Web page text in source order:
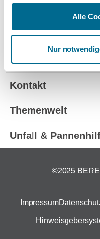
Alle
Nur
Standorte
Kontakt
Themenwelt
Unfall &
©2025
Impressum